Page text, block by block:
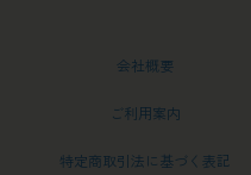
会社概要
ご利用案内
特定商取引法に基づく表記